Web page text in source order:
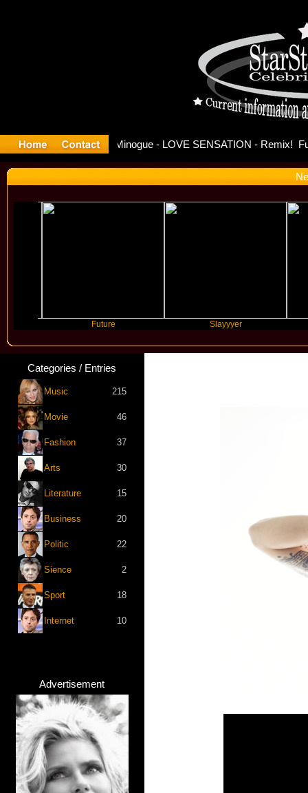
Categories / Entries
Music 215
Movie 46
Fashion 37
Arts 30
Literature 15
Business 20
Politic 22
Sience 2
Sport 18
Internet 10
Advertisement